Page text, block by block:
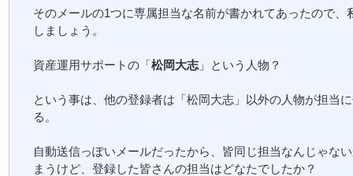
そのメールの1つに専属担当な名前が書かれてあったので、
しましょう。
資産運用サポートの「松岡大志 」という人物？
という事は、他の登録者は「松岡大志」以外の人物が担当
る。
自動送信っぽいメールだったから、皆同じ担当なんじゃな
まうけど、登録した皆さんの担当はどなたでしたか？